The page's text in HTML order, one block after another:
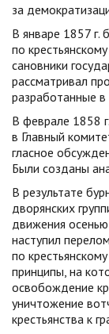
за
В январе 1857 г.
по
сановники
рассматривал
разработанные
В феврале 1858
в Главный
гласное
Были созданы
В результате
дворянских
движения
наступил
по
принципы, на
освобождение
уничтожение
крестьянства к